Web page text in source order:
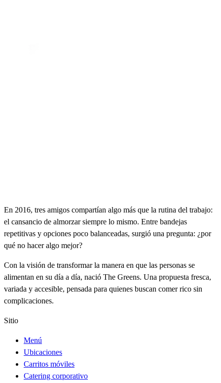
En 2016, tres amigos compartían algo más que la rutina del trabajo:
el cansancio de almorzar siempre lo mismo. Entre bandejas
repetitivas y opciones poco balanceadas, surgió una pregunta: ¿por
qué no hacer algo mejor?
Con la visión de transformar la manera en que las personas se
alimentan en su día a día, nació The Greens. Una propuesta fresca,
variada y accesible, pensada para quienes buscan comer rico sin
complicaciones.
Sitio
Menú
Ubicaciones
Carritos móviles
Catering corporativo